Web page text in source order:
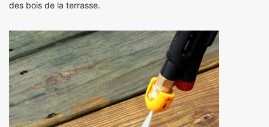
des bois de la terrasse.